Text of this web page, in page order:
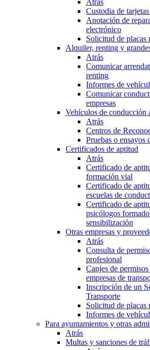
Atrás
Custodia de
Anotación de
electrónico
Solicitud de placas
Alquiler, renting y
Atrás
Comunicar
renting
Informes de
Comunicar
empresas
Vehículos de conducción
Atrás
Centros de
Pruebas o ensayos
Certificados de aptitud
Atrás
Certificado de
formación vial
Certificado de
escuelas de
Certificado de
psicólogos
sensibilización
Otras empresas y
Atrás
Consulta de
profesional
Canjes de
empresas de
Inscripción de un
Transporte
Solicitud de placas
Informes de
Para ayuntamientos y otras
Atrás
Multas y sanciones de